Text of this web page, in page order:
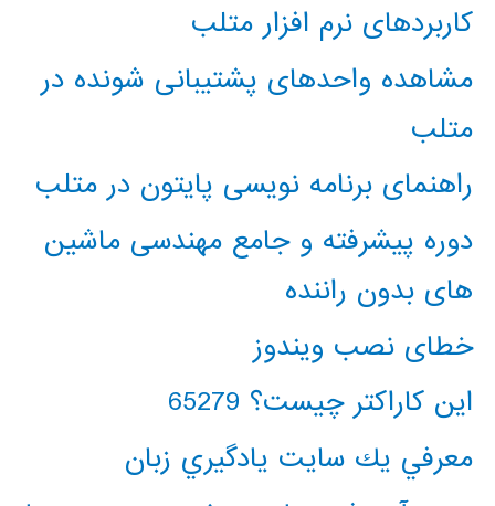
کاربردهای نرم افزار متلب
مشاهده واحدهای پشتیبانی شونده در
متلب
راهنمای برنامه نویسی پایتون در متلب
دوره پیشرفته و جامع مهندسی ماشین
های بدون راننده
خطای نصب ویندوز
این کاراکتر چیست؟ 65279
معرفي يك سايت يادگيري زبان